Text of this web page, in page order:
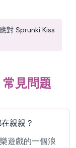
對 Sprunki Kiss
見問題
親親？
遊戲的一個浪